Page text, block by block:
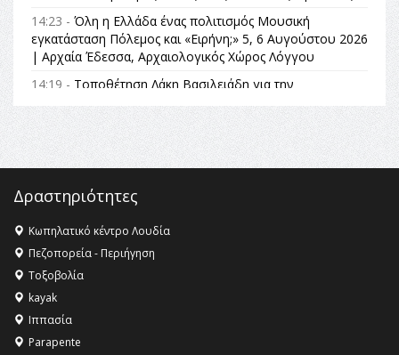
14:23 - Όλη η Ελλάδα ένας πολιτισμός Μουσική
εγκατάσταση Πόλεμος και «Ειρήνη;» 5, 6 Αυγούστου 2026
| Αρχαία Έδεσσα, Αρχαιολογικός Χώρος Λόγγου
14:19 - Τοποθέτηση Λάκη Βασιλειάδη για την
Αναθεώρηση του Συντάγματος: «Σε τέτοιες κορυφαίες
θεσμικές διαδικασίες υπάρχει μόνο η ευθύνη απέναντι
στις επόμενες γενιές»
16:35 -Το πρόγραμμα του ΠΑΟΚ στον δεύτερο γύρο του
16:27 - Όλυμπος: Εντάχθηκε στον Κατάλογο Παγκόσμιας
Κληρονομιάς της UNESCO – Ομόφωνη η απόφαση Ο
Όλυμπος αναγνωρίστηκε ως φυσικό και πολιτιστικό
αγαθό εξέχουσας οικουμενικής αξίας για την
ανθρωπότητα
16:18 -
ΣΤΗΝ ΕΔΕΣΣΑ
Δραστηριότητες
Κωπηλατικό κέντρο Λουδία
Πεζοπορεία - Περιήγηση
Τοξοβολία
kayak
Ιππασία
Parapente